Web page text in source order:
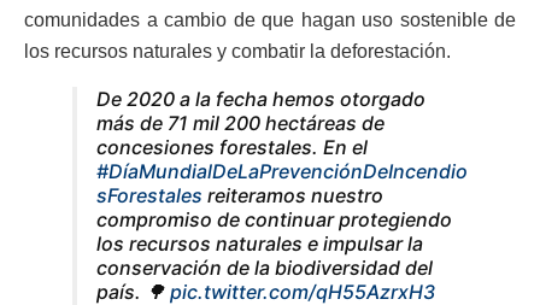
comunidades a cambio de que hagan uso sostenible de
los recursos naturales y combatir la deforestación.
De 2020 a la fecha hemos otorgado
más de 71 mil 200 hectáreas de
concesiones forestales. En el
#DíaMundialDeLaPrevenciónDeIncendio
sForestales reiteramos nuestro
compromiso de continuar protegiendo
los recursos naturales e impulsar la
conservación de la biodiversidad del
país. 🌳 pic.twitter.com/qH55AzrxH3